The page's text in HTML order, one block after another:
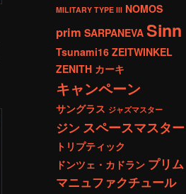
MILITARY TYPE lll NOMOS
prim SARPANEVA Sinn
Tsunami16 ZEITWINKEL
ZENITH カーキ
キャンペーン
サングラス ジャズマスター
ジン スペースマスター
トリプティック
ドンツェ・カドラン プリム
マニュファクチュール